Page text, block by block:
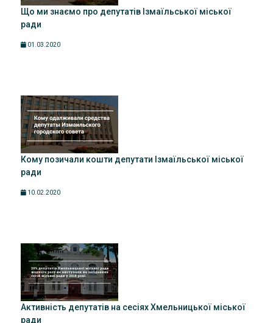
Що ми знаємо про депутатів Ізмаїльської міської
ради
01.03.2020
Кому позичали кошти депутати Ізмаїльської міської
ради
10.02.2020
Активність депутатів на сесіях Хмельницької міської
ради